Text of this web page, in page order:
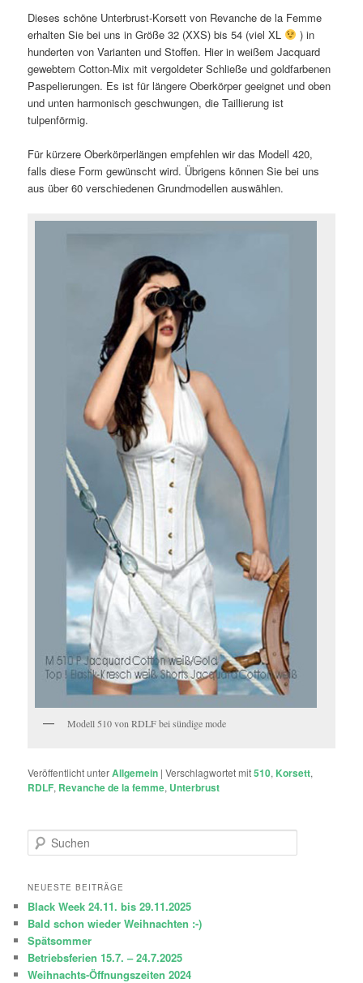
Dieses schöne Unterbrust-Korsett von Revanche de la Femme
erhalten Sie bei uns in Größe 32 (XXS) bis 54 (viel XL
) in
hunderten von Varianten und Stoffen. Hier in weißem Jacquard
gewebtem Cotton-Mix mit vergoldeter Schließe und goldfarbenen
Paspelierungen. Es ist für längere Oberkörper geeignet und oben
und unten harmonisch geschwungen, die Taillierung ist
tulpenförmig.
Für kürzere Oberkörperlängen empfehlen wir das Modell 420,
falls diese Form gewünscht wird. Übrigens können Sie bei uns
aus über 60 verschiedenen Grundmodellen auswählen.
Modell 510 von RDLF bei sündige mode
Veröffentlicht unterAllgemein |Verschlagwortet mit510, Korsett,
RDLF, Revanche de la femme, Unterbrust
u
h
n
NEUESTE BEITRÄGE
Black Week 24.11. bis 29.11.2025
Bald schon wieder Weihnachten :-)
Spätsommer
Betriebsferien 15.7. – 24.7.2025
Weihnachts-Öffnungszeiten 2024